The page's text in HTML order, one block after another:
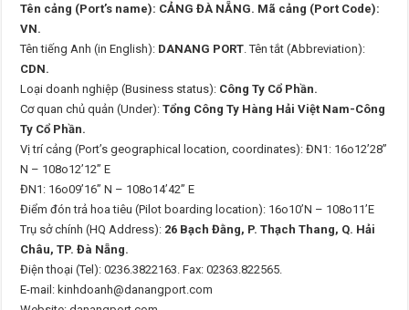
Tên cảng (Port’s name): CẢNG ĐÀ NẴNG. Mã cảng (Port Code):
VN.
Tên tiếng Anh (in English): DANANG PORT. Tên tắt (Abbreviation):
CDN.
Loại doanh nghiệp (Business status): Công Ty Cổ Phần.
Cơ quan chủ quản (Under):Tổng Công Ty Hàng Hải Việt Nam-Công
Ty Cổ Phần.
Vị trí cảng (Port’s geographical location, coordinates): ĐN1: 16o12’28”
N – 108o12’12” E
ĐN1: 16o09’16” N – 108o14’42” E
Điểm đón trả hoa tiêu (Pilot boarding location): 16o10’N – 108o11’E
Trụ sở chính (HQ Address): 26 Bạch Đằng, P. Thạch Thang, Q. Hải
Châu, TP. Đà Nẵng.
Điện thoại (Tel): 0236.3822163. Fax: 02363.822565.
E-mail: kinhdoanh@danangport.com